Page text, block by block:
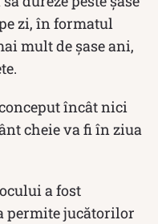
zi, în formatul
mult de șase ani,
încât nici
cheie va fi în ziua
a fost
permite jucătorilor